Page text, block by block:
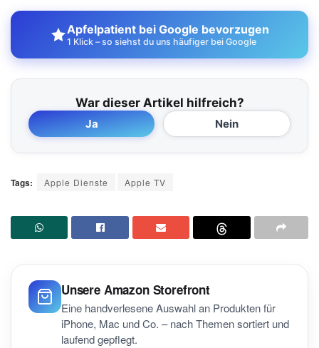
Apfelpatient bei Google bevorzugen
1 Klick – so siehst du uns häufiger bei Google
War dieser Artikel hilfreich?
Ja Nein
Tags: Apple Dienste Apple TV
Unsere Amazon Storefront
Eine handverlesene Auswahl an Produkten für
iPhone, Mac und Co. – nach Themen sortiert und
laufend gepflegt.